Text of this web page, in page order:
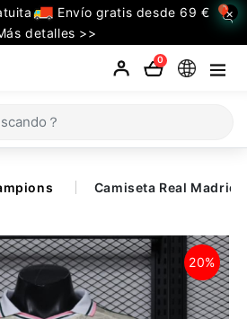
Envío gratis desde 69 €
detalles >>
×
0
Camiseta Real Madrid
20%